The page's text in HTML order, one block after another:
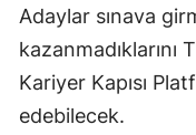
Adaylar sınava
Kariyer Kapısı
edebilecek.